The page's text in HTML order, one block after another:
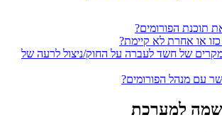
תוכנת הפורומים?
או אחרת לא קיימת?
של חשד לעברה על החוק/ניצול לרעה של
עם מנהל הפורומים?
למערכת